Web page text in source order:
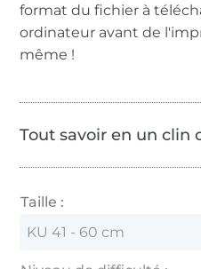
format du fichier à
ordinateur avant de
même !
Tout savoir en un clin
Taille :
KU 41 - 60 cm